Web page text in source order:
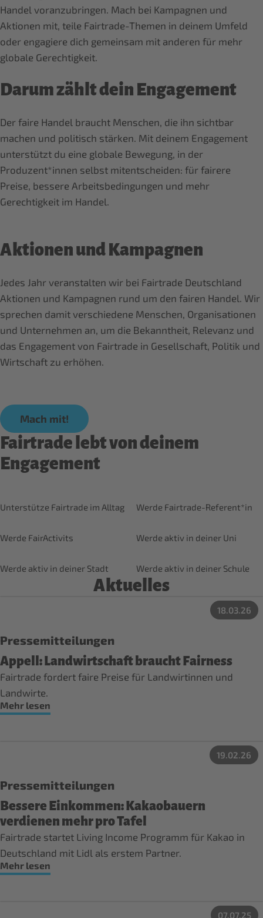
Handel voranzubringen. Mach bei Kampagnen und
Aktionen mit, teile Fairtrade-Themen in deinem Umfeld
oder engagiere dich gemeinsam mit anderen für mehr
globale Gerechtigkeit.
Darum zählt dein Engagement
Der faire Handel braucht Menschen, die ihn sichtbar
machen und politisch stärken. Mit deinem Engagement
unterstützt du eine globale Bewegung, in der
Produzent*innen selbst mitentscheiden: für fairere
Preise, bessere Arbeitsbedingungen und mehr
Gerechtigkeit im Handel.
Aktionen und Kampagnen
Jedes Jahr veranstalten wir bei Fairtrade Deutschland
Aktionen und Kampagnen rund um den fairen Handel. Wir
sprechen damit verschiedene Menschen, Organisationen
und Unternehmen an, um die Bekanntheit, Relevanz und
das Engagement von Fairtrade in Gesellschaft, Politik und
Wirtschaft zu erhöhen.
Mach mit!
Fairtrade lebt von deinem
Engagement
Unterstütze Fairtrade im Alltag Werde Fairtrade-Referent*in
Werde FairActivits Werde aktiv in deiner Uni
Werde aktiv in deiner Stadt Werde aktiv in deiner Schule
Aktuelles
18.03.26
Pressemitteilungen
Appell: Landwirtschaft braucht Fairness
Fairtrade fordert faire Preise für Landwirtinnen und
Landwirte.
Mehr lesen
19.02.26
Pressemitteilungen
Bessere Einkommen: Kakaobauern
verdienen mehr pro Tafel
Fairtrade startet Living Income Programm für Kakao in
Deutschland mit Lidl als erstem Partner.
Mehr lesen
07.07.25